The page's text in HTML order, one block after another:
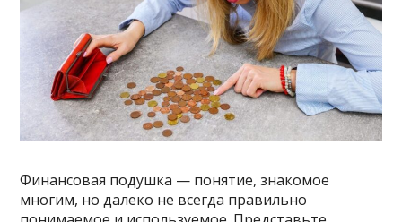
Финансовая подушка — понятие, знакомое
многим, но далеко не всегда правильно